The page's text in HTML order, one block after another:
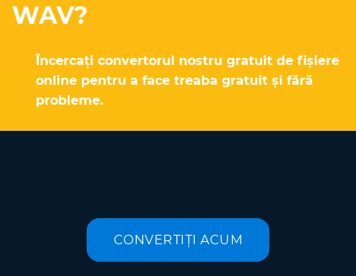
WAV?
Încercați convertorul nostru gratuit de fișiere
online pentru a face treaba gratuit și fără
probleme.
CONVERTIȚI ACUM